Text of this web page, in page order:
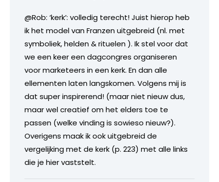
@Rob: ‘kerk’: volledig terecht! Juist hierop heb
ik het model van Franzen uitgebreid (nl. met
symboliek, helden & rituelen ). Ik stel voor dat
we een keer een dagcongres organiseren
voor marketeers in een kerk. En dan alle
ellementen laten langskomen. Volgens mij is
dat super inspirerend! (maar niet nieuw dus,
maar wel creatief om het elders toe te
passen (welke vinding is sowieso nieuw?).
Overigens maak ik ook uitgebreid de
vergelijking met de kerk (p. 223) met alle links
die je hier vaststelt.